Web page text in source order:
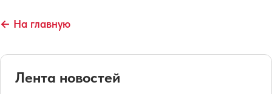
← На главную
Лента новостей